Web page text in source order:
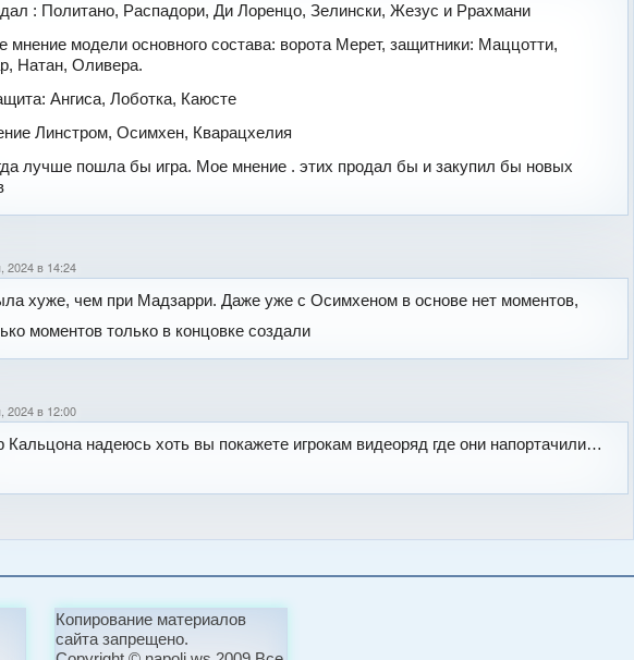
: Политано, Распадори, Ди Лоренцо, Зелински, Жезус и Ррахмани
мнение модели основного состава: ворота Мерет, защитники: Маццотти,
Натан, Оливера.
Ангиса, Лоботка, Каюсте
Линстром, Осимхен, Кварацхелия
лучше пошла бы игра. Мое мнение . этих продал бы и закупил бы новых
2024 в 14:24
хуже, чем при Мадзарри. Даже уже с Осимхеном в основе нет моментов,
моментов только в концовке создали
2024 в 12:00
Кальцона надеюсь хоть вы покажете игрокам видеоряд где они напортачили…
Копирование материалов
сайта запрещено.